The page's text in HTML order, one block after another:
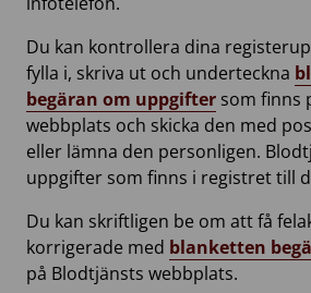
Du kan kontrollera dina
fylla i, skriva ut och underteckna
begäran om uppgifter som finns
webbplats och skicka den med
eller lämna den personligen.
uppgifter som finns i registret till
Du kan skriftligen be om att få
korrigerade med blanketten
på Blodtjänsts webbplats.